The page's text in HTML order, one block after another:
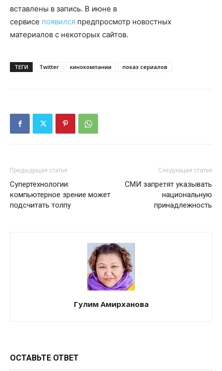
вставлены в запись. В июне в
сервисе появился предпросмотр новостных
материалов с некоторых сайтов.
ТЕГИ Twitter кинокомпании показ сериалов
Предыдущая статья
Супертехнологии:
компьютерное зрение может
подсчитать толпу
Следующая статья
СМИ запретят указывать
национальную
принадлежность
Гулим Амирханова
ОСТАВЬТЕ ОТВЕТ